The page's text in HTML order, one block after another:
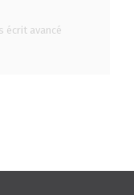
écrit avancé